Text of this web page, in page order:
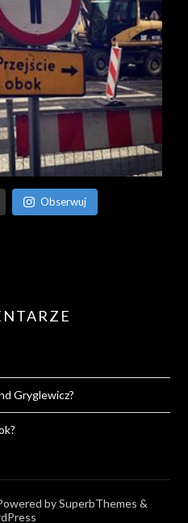
Obserwuj
Gryglewicz?
bySuperbThemes &